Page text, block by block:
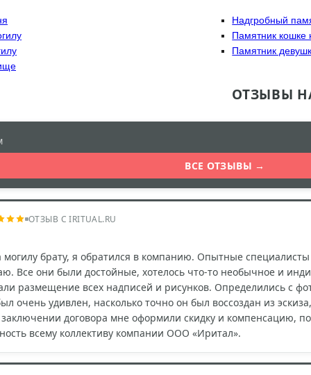
Надгробный
Памятник кошке
Памятник
ОТЗЫВЫ
ВСЕ ОТЗЫВЫ →
ОТЗЫВ С IRITUAL.RU
брату, я обратился в компанию. Опытные
Все они были достойные, хотелось что-то необычное и
размещение всех надписей и рисунков. Определились с
очень удивлен, насколько точно он был воссоздан из
договора мне оформили скидку и компенсацию,
всему коллективу компании ООО «Иритал».